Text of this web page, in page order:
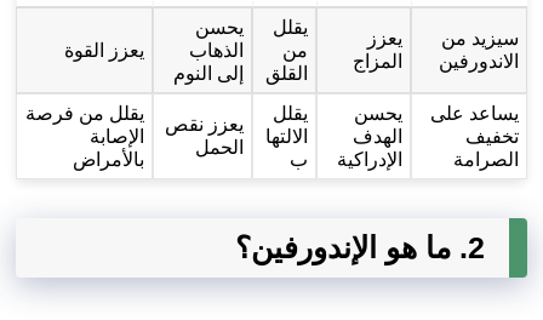
سيزيد من
الاندورفين
يعزز
المزاج
يقلل
من
القلق
يحسن
الذهاب
إلى النوم
يعزز القوة
يساعد على
تخفيف
الصرامة
يحسن
الهدف
الإدراكية
يقلل
الالتها
ب
يعزز نقص
الحمل
يقلل من فرصة
الإصابة
بالأمراض
2. ما هو الإندورفين؟